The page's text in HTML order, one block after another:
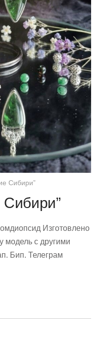
Сибири”
Изготовлено
модель с другими
Бип. Телеграм